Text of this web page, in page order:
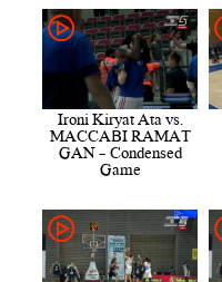
Ironi Kiryat Ata vs.
MACCABI RAMAT
GAN - Condensed
Game